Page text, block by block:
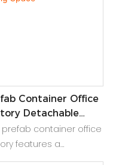
Container Office
Detachable
Living Space
prefab container office
features a
modular